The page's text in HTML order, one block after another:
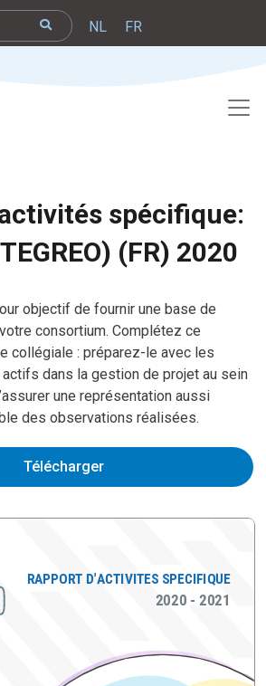
NL FR
spécifique:
(FR) 2020
objectif de fournir une base de
consortium. Complétez ce
collégiale : préparez-le avec les
dans la gestion de projet au sein
une représentation aussi
des observations réalisées.
Télécharger